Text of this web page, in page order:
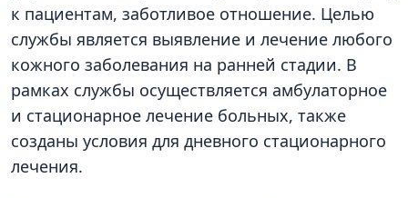
к пациентам, заботливое отношение. Целью
службы является выявление и лечение любого
кожного заболевания на ранней стадии. В
рамках службы осуществляется амбулаторное
и стационарное лечение больных, также
созданы условия для дневного стационарного
лечения.